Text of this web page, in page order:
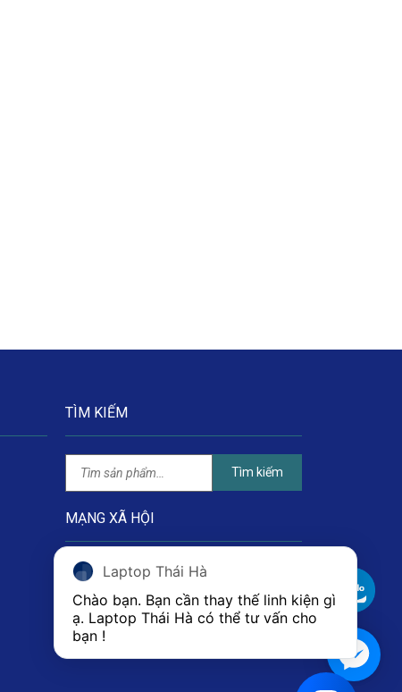
TÌM KIẾM
Tìm kiếm
MẠNG XÃ HỘI
Laptop Thái Hà
Chào bạn. Bạn cần thay thế linh kiện gì
ạ. Laptop Thái Hà có thể tư vấn cho
bạn !